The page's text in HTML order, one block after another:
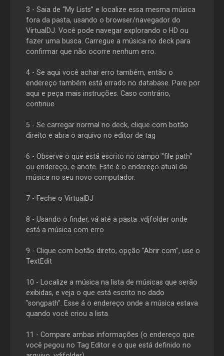
3 - Saia de “My Lists” e localize essa mesma música
fora da pasta, usando o browser/navegador do
VirtualDJ. Você pode navegar explorando o HD ou
fazer uma busca. Carregue a música no deck para
confirmar que não ocorre nenhum erro.
4 - Se aqui você achar erro também, então o
endereço também está errado no database. Pare por
aqui e peça mais instruções. Caso contrário,
continue.
5 - Se carregar normal no deck, clique com botão
direito e abra o arquivo no editor de tag
6 - Observe o que está escrito no campo "file path"
ou endereço, e anote. Este é o endereço atual da
música no seu novo computador.
7 - Feche o VirtualDJ
8 - Usando o finder, vá até a pasta .vdjfolder onde
está a música com erro
9 - Clique com botão direto, opção "Abrir com", use o
TextEdit
10 - Localize a música na lista de músicas que serão
exibidas, e veja o que está escrito no dado
"songpath". Esse á o endereço onde a música estava
quando você criou a lista.
11 - Compare ambas informações (o endereço que
você pegou no Tag Editor e o que está definido no